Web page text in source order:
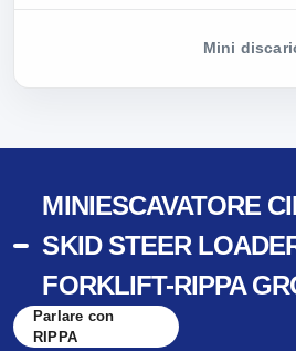
Mini
MINIESCAVATORE
SKID STEER
FORKLIFT-RIPPA
Parlare con
RIPPA